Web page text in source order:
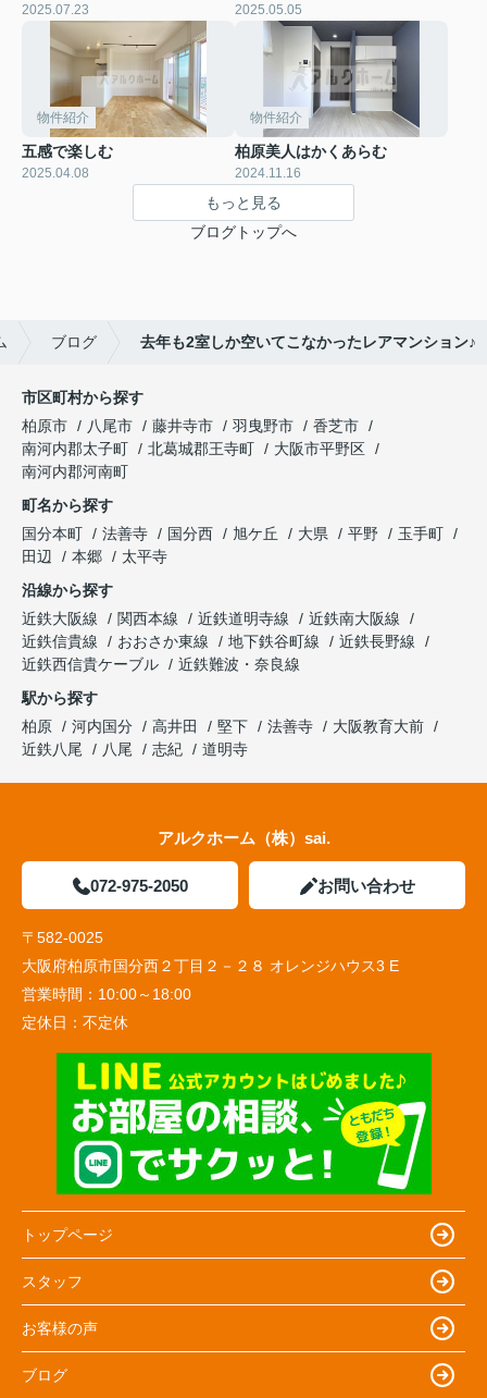
2025.07.23 2025.05.05
物件紹介
五感で楽しむ
2025.04.08
物件紹介
柏原美人はかくあらむ
2024.11.16
もっと見る
ブログトップへ
ブログ 去年も2室しか空いてこなかったレアマンション♪
市区町村から探す
柏原市
八尾市 藤井寺市 羽曳野市
香芝市
南河内郡太子町
北葛城郡王寺町
大阪市平野区
南河内郡河南町
町名から探す
国分本町
法善寺 国分西 旭ケ丘 大県 平野
玉手町
田辺
本郷
太平寺
沿線から探す
近鉄大阪線
関西本線 近鉄道明寺線
近鉄南大阪線
近鉄信貴線
おおさか東線 地下鉄谷町線
近鉄長野線
近鉄西信貴ケーブル
近鉄難波・奈良線
駅から探す
柏原
河内国分 高井田 堅下 法善寺
大阪教育大前
近鉄八尾
八尾 志紀 道明寺
アルクホーム（株）sai.
072-975-2050 お問い合わせ
〒582-0025
大阪府柏原市国分西２丁目２－２８ オレンジハウス3 E
営業時間： 10:00～18:00
定休日： 不定休
トップページ
スタッフ
お客様の声
ブログ